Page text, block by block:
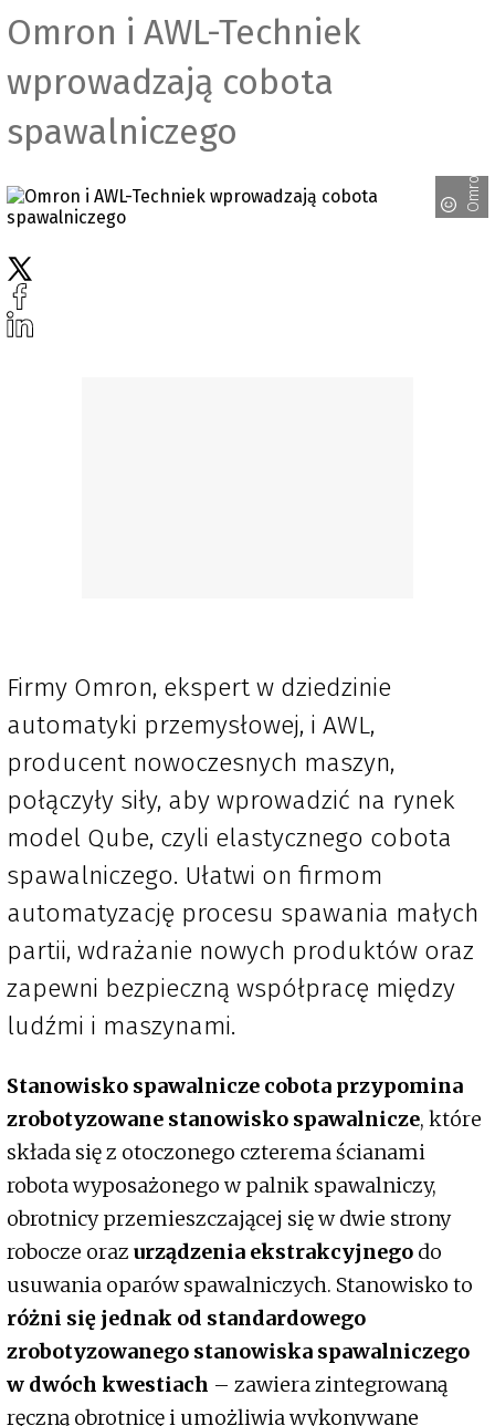
Omron i AWL-Techniek
wprowadzają cobota
spawalniczego
Omron
Firmy Omron, ekspert w dziedzinie
automatyki przemysłowej, i AWL,
producent nowoczesnych maszyn,
połączyły siły, aby wprowadzić na rynek
model Qube, czyli elastycznego cobota
spawalniczego. Ułatwi on firmom
automatyzację procesu spawania małych
partii, wdrażanie nowych produktów oraz
zapewni bezpieczną współpracę między
ludźmi i maszynami.
Stanowisko spawalnicze cobota przypomina
zrobotyzowane stanowisko spawalnicze, które
składa się z otoczonego czterema ścianami
robota wyposażonego w palnik spawalniczy,
obrotnicy przemieszczającej się w dwie strony
robocze oraz urządzenia ekstrakcyjnego do
usuwania oparów spawalniczych. Stanowisko to
różni się jednak od standardowego
zrobotyzowanego stanowiska spawalniczego
w dwóch kwestiach – zawiera zintegrowaną
ręczną obrotnicę i umożliwia wykonywane